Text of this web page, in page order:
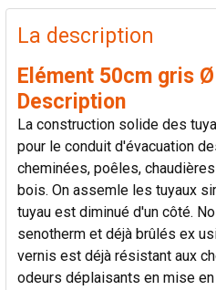
PRODUITS
FRÉQUEMMENT
ACHETÉS
TOUT
SÉLECTIONNER
AJOUTER
LA
SÉLECTION
AU PANIER
La description
Elément 50cm gris
Description
La construction solide des
pour le conduit d'évacuation
cheminées, poêles,
bois. On assemle les tuyaux
tuyau est diminué d'un côté.
senotherm et déjà brûlés ex
vernis est déjà résistant aux
odeurs déplaisants en mise